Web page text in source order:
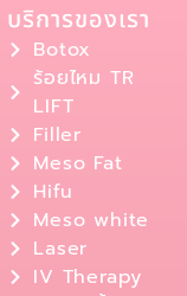
บริการของเรา
Botox
ร้อยไหม TR
LIFT
Filler
Meso Fat
Hifu
Meso white
Laser
IV Therapy